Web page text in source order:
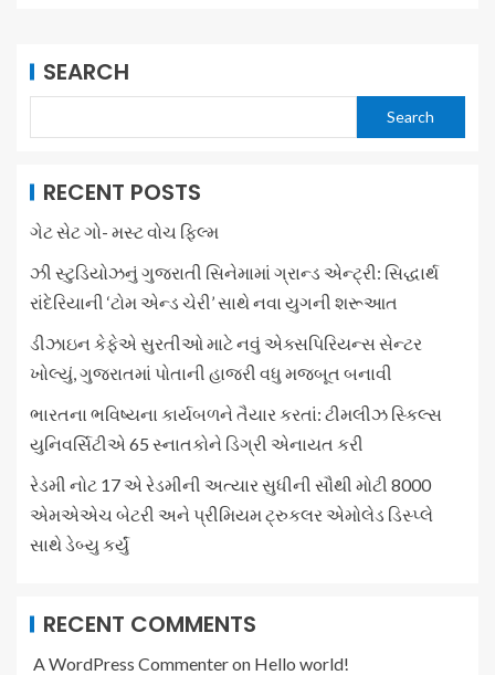
SEARCH
Search
RECENT POSTS
ગેટ સેટ ગો- મસ્ટ વોચ ફિલ્મ
ઝી સ્ટુડિયોઝનું ગુજરાતી સિનેમામાં ગ્રાન્ડ એન્ટ્રી: સિદ્ધાર્થ
રાંદેરિયાની ‘ટોમ એન્ડ ચેરી’ સાથે નવા યુગની શરૂઆત
ડીઝાઇન કેફેએ સુરતીઓ માટે નવું એક્સપિરિયન્સ સેન્ટર
ખોલ્યું, ગુજરાતમાં પોતાની હાજરી વધુ મજબૂત બનાવી
ભારતના ભવિષ્યના કાર્યબળને તૈયાર કરતાં: ટીમલીઝ સ્કિલ્સ
યુનિવર્સિટીએ 65 સ્નાતકોને ડિગ્રી એનાયત કરી
રેડમી નોટ 17 એ રેડમીની અત્યાર સુધીની સૌથી મોટી 8000
એમએએચ બેટરી અને પ્રીમિયમ ટ્રુકલર એમોલેડ ડિસ્પ્લે
સાથે ડેબ્યુ કર્યું
RECENT COMMENTS
A WordPress Commenteron Hello world!